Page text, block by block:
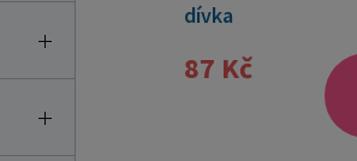
dívka
87 Kč